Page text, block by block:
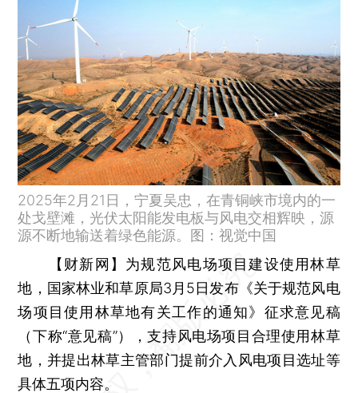
2025年2月21日，宁夏吴忠，在青铜峡市境内的一
处戈壁滩，光伏太阳能发电板与风电交相辉映，源
源不断地输送着绿色能源。图：视觉中国
【财新网】 为规范风电场项目建设使用林草
地，国家林业和草原局3月5日发布《关于规范风电
场项目使用林草地有关工作的通知》征求意见稿
（下称“意见稿”），支持风电场项目合理使用林草
地，并提出林草主管部门提前介入风电项目选址等
具体五项内容。